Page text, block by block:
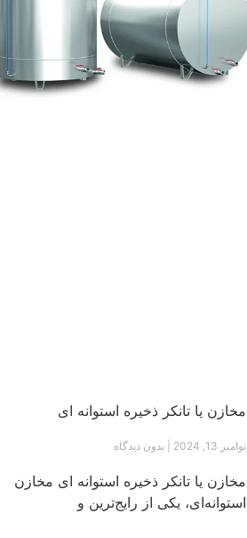
مخازن یا تانکر ذخیره استوانه ای
نوامبر 13, 2024 بدون دیدگاه
مخازن یا تانکر ذخیره استوانه ای مخازن
استوانه‌ای، یکی از رایج‌ترین و